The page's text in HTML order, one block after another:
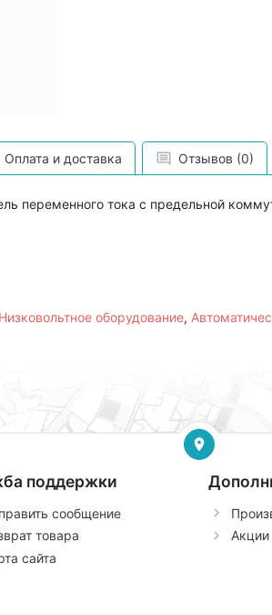
Оплата и доставка Отзывов (0)
переменного тока с предельной
Низковольтное оборудование,
поддержки
сообщение
товара
сайта
Акции